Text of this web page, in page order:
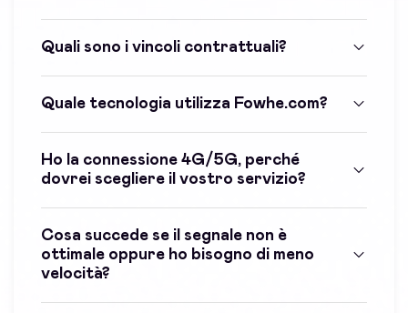
Quali sono i vincoli contrattuali?
Quale tecnologia utilizza Fowhe.com?
Ho la connessione 4G/5G, perché
dovrei scegliere il vostro servizio?
Cosa succede se il segnale non è
ottimale oppure ho bisogno di meno
velocità?